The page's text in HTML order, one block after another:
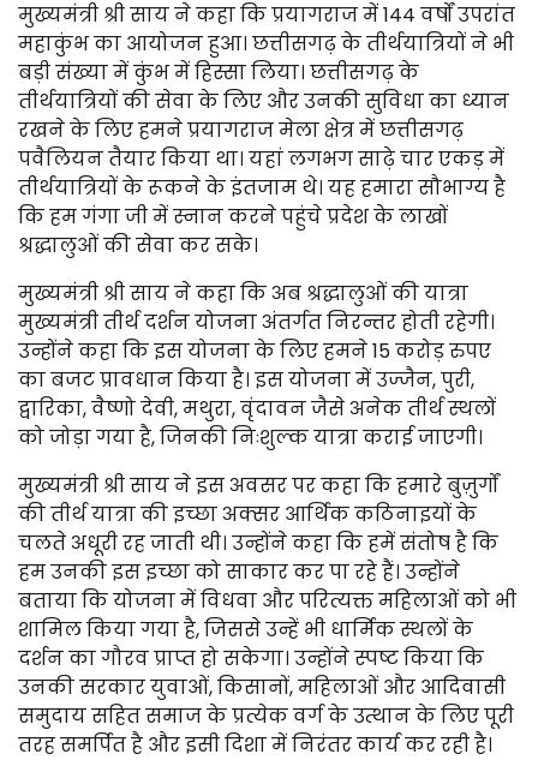
मुख्यमंत्री श्री साय ने कहा कि प्रयागराज में 144 वर्षों उपरांत
महाकुंभ का आयोजन हुआ। छत्तीसगढ़ के तीर्थयात्रियों ने भी
बड़ी संख्या में कुंभ में हिस्सा लिया। छत्तीसगढ़ के
तीर्थयात्रियों की सेवा के लिए और उनकी सुविधा का ध्यान
रखने के लिए हमने प्रयागराज मेला क्षेत्र में छत्तीसगढ़
पवैलियन तैयार किया था। यहां लगभग साढ़े चार एकड़ में
तीर्थयात्रियों के रूकने के इंतजाम थे। यह हमारा सौभाग्य है
कि हम गंगा जी में स्नान करने पहुंचे प्रदेश के लाखों
श्रद्धालुओं की सेवा कर सके।
मुख्यमंत्री श्री साय ने कहा कि अब श्रद्धालुओं की यात्रा
मुख्यमंत्री तीर्थ दर्शन योजना अंतर्गत निरन्तर होती रहेगी।
उन्होंने कहा कि इस योजना के लिए हमने 15 करोड़ रुपए
का बजट प्रावधान किया है। इस योजना में उज्जैन, पुरी,
द्वारिका, वैष्णो देवी, मथुरा, वृंदावन जैसे अनेक तीर्थ स्थलों
को जोड़ा गया है, जिनकी निःशुल्क यात्रा कराई जाएगी।
मुख्यमंत्री श्री साय ने इस अवसर पर कहा कि हमारे बुज़ुर्गों
की तीर्थ यात्रा की इच्छा अक्सर आर्थिक कठिनाइयों के
चलते अधूरी रह जाती थी। उन्होंने कहा कि हमें संतोष है कि
हम उनकी इस इच्छा को साकार कर पा रहे हैं। उन्होंने
बताया कि योजना में विधवा और परित्यक्त महिलाओं को भी
शामिल किया गया है, जिससे उन्हें भी धार्मिक स्थलों के
दर्शन का गौरव प्राप्त हो सकेगा। उन्होंने स्पष्ट किया कि
उनकी सरकार युवाओं, किसानों, महिलाओं और आदिवासी
समुदाय सहित समाज के प्रत्येक वर्ग के उत्थान के लिए पूरी
तरह समर्पित है और इसी दिशा में निरंतर कार्य कर रही है।